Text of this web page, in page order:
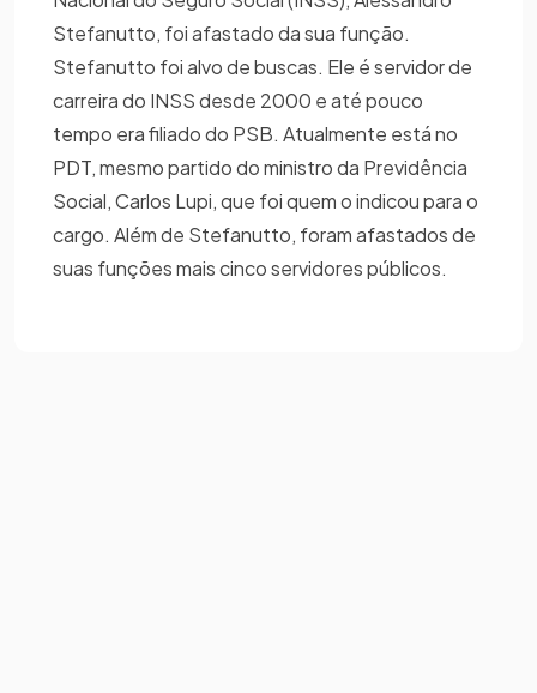
Stefanutto, foi afastado da sua função.
Stefanutto foi alvo de buscas. Ele é servidor de
carreira do INSS desde 2000 e até pouco
tempo era filiado do PSB. Atualmente está no
PDT, mesmo partido do ministro da Previdência
Social, Carlos Lupi, que foi quem o indicou para o
cargo. Além de Stefanutto, foram afastados de
suas funções mais cinco servidores públicos.